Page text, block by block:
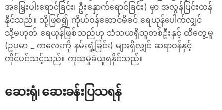
အမြှေးပါးရောင်ခြင်း၊ ဦးနှောက်ရောင်ခြင်း) မှာ အလွန်ပြင်းထန်
နိုင်သည်။ သို့ဖြစ်၍ ကိုယ်ဝန်ဆောင်မိခင် ရေယုန်ပေါက်လျှင်
သို့မဟုတ် ရေယုန်ဖြစ်သည်ဟု သံသယရှိသူတစ်ဦးနှင့် ထိတွေ့မှု
(ဥပမာ _ ကလေးကို နမ်းရှုံ့ခြင်း) များရှိလျှင် ဆရာဝန်နှင့်
တိုင်ပင်သင့်သည်။ ကုသမှုခံယူရနိုင်သည်။
ဆေးရုံ၊ ဆေးခန်းပြသရန်